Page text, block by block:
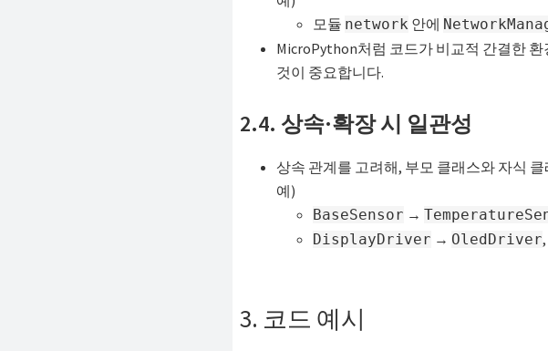
모듈 network 안에
MicroPython처럼 코드가 비교적 간결한
것이 중요합니다.
2.4. 상속·확장 시 일관성
상속 관계를 고려해, 부모 클래스와 자식
예)
BaseSensor →
DisplayDriver → OledDriver,
3. 코드 예시